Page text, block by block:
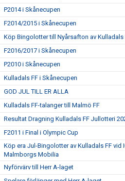
P2014 i Skånecupen
F2014/2015 i Skånecupen
Köp Bingolotter till Nyårsafton av Kulladals
F2016/2017 i Skånecupen
P2010 i Skånecupen
Kulladals FF i Skånecupen
GOD JUL TILL ER ALLA
Kulladals FF-talanger till Malmö FF
Resultat Dragning Kulladals FF Jullotteri
F2011 i Final i Olympic Cup
Köp era Jul-Bingolotter av Kulladals FF vid
Malmborgs Mobilia
Nyförvärv till Herr A-laget